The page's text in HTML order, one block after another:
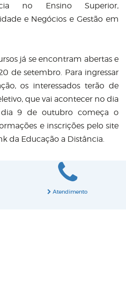
no Ensino Superior,
e Negócios e Gestão em
já se encontram abertas e
de setembro. Para ingressar
os interessados terão de
que vai acontecer no dia
9 de outubro começa o
e inscrições pelo site
da Educação a Distância.
Atendimento